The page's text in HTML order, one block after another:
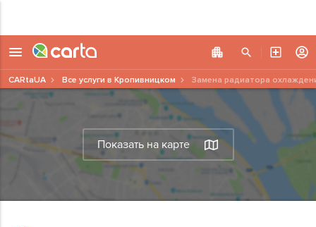
Показать на карте
CARtaUA Все услуги в Кропивницком Замена радиатора